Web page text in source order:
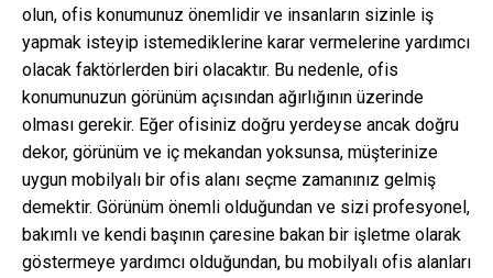
olun, ofis konumunuz önemlidir ve insanların sizinle iş
yapmak isteyip istemediklerine karar vermelerine yardımcı
olacak faktörlerden biri olacaktır. Bu nedenle, ofis
konumunuzun görünüm açısından ağırlığının üzerinde
olması gerekir. Eğer ofisiniz doğru yerdeyse ancak doğru
dekor, görünüm ve iç mekandan yoksunsa, müşterinize
uygun mobilyalı bir ofis alanı seçme zamanınız gelmiş
demektir. Görünüm önemli olduğundan ve sizi profesyonel,
bakımlı ve kendi başının çaresine bakan bir işletme olarak
göstermeye yardımcı olduğundan, bu mobilyalı ofis alanları